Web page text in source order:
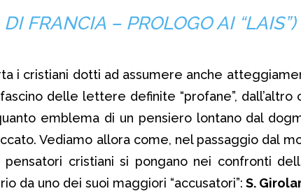
FRANCIA – PROLOGO AI “LAIS”)
i cristiani dotti ad assumere anche
delle lettere definite “profane”, dall’altro
emblema di un pensiero lontano dal
Vediamo allora come, nel passaggio dal
cristiani si pongano nei confronti
da uno dei suoi maggiori “accusatori”: S.